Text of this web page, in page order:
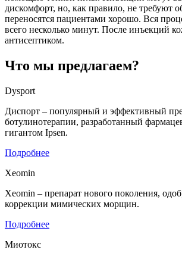
дискомфорт, но, как правило, не требуют
переносятся пациентами хорошо. Вся
всего несколько минут. После инъекций
антисептиком.
Что мы предлагаем?
Dysport
Диспорт – популярный и эффективный
ботулинотерапии, разработанный
гигантом Ipsen.
Подробнее
Xeomin
Xeomin – препарат нового поколения,
коррекции мимических морщин.
Подробнее
Миотокс